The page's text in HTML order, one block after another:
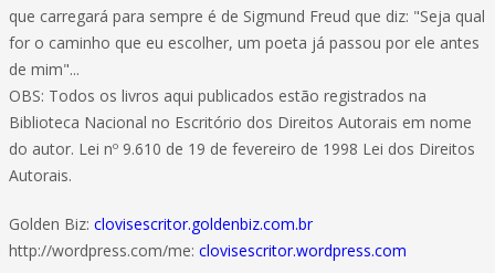
que carregará para sempre é de Sigmund Freud que diz: "Seja qual
for o caminho que eu escolher, um poeta já passou por ele antes
de mim"...
OBS: Todos os livros aqui publicados estão registrados na
Biblioteca Nacional no Escritório dos Direitos Autorais em nome
do autor. Lei nº 9.610 de 19 de fevereiro de 1998 Lei dos Direitos
Autorais.
Golden Biz: clovisescritor.goldenbiz.com.br
http://wordpress.com/me: clovisescritor.wordpress.com